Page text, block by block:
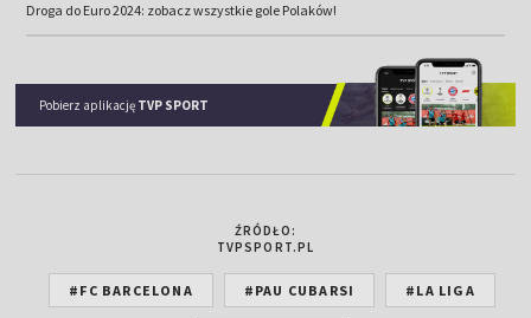
Droga do Euro 2024: zobacz wszystkie gole Polaków!
Pobierz aplikację TVP SPORT
ŹRÓDŁO:
TVPSPORT.PL
#FC BARCELONA #PAU CUBARSI #LA LIGA